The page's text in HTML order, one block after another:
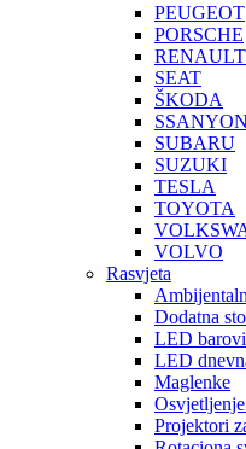
PEUGEOT
PORSCHE
RENAULT
SEAT
ŠKODA
SUBARU
SUZUKI
TESLA
TOYOTA
VOLVO
Rasvjeta
Dodatna
LED barovi
LED
Maglenke
Projektori